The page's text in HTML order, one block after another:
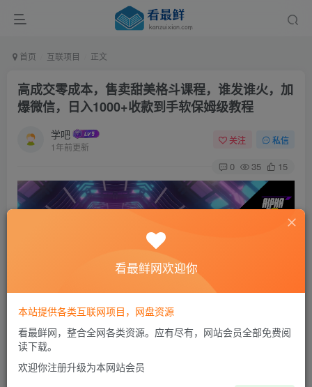
首页 互联项目 正文
高成交零成本，售卖甜美格斗课程，谁发谁火，加
爆微信，日入1000+收款到手软保姆级教程
学吧
1年前更新
关注 私信
0 35 15
项目介绍
看最鲜网欢迎你
本站提供各类互联网项目，网盘资源
看最鲜网，整合全网各类资源。应有尽有，网站会员全部免费阅
读下载。
欢迎你注册升级为本网站会员